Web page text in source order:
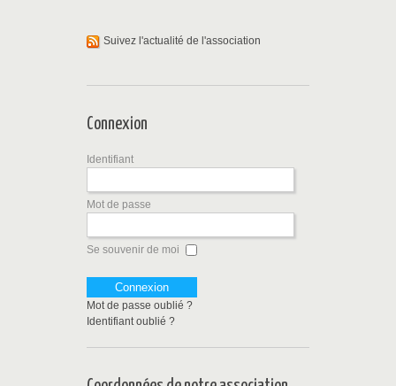
Suivez l'actualité de l'association
Connexion
Identifiant
Mot de passe
Se souvenir de moi
Mot de passe oublié ?
Identifiant oublié ?